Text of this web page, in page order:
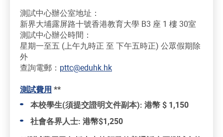
測試中心辦公室地址：
新界大埔露屏路十號香港教育大學 B3 座 1 樓 30室
測試中心辦公時間：
星期一至五 (上午九時正 至 下午五時正) 公眾假期除
外
查詢電郵： pttc@eduhk.hk
測試費用 **
本校學生(須提交證明文件副本): 港幣 $ 1,150
社會各界人士: 港幣$1,250